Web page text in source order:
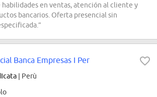
habilidades en ventas, atención al cliente y
bancarios. Oferta presencial sin
Banca Empresas I Per
| Perù